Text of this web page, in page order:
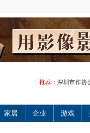
推荐： 深圳市作协
家居 企业 游戏